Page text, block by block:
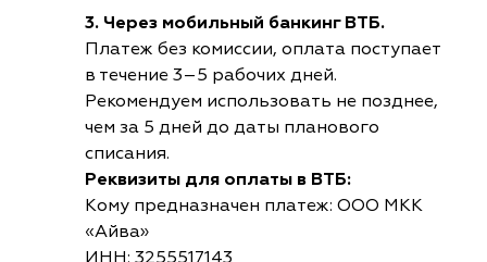
3. Через мобильный банкинг ВТБ.
Платеж без комиссии, оплата поступает
в течение 3–5 рабочих дней.
Рекомендуем использовать не позднее,
чем за 5 дней до даты планового
списания.
Реквизиты для оплаты в ВТБ:
Кому предназначен платеж: ООО МКК
«Айва»